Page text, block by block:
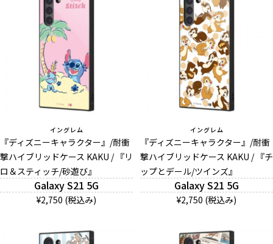
イングレム
『ディズニーキャラクター』/耐衝
撃ハイブリッドケース KAKU / 『リ
ロ＆スティッチ/砂遊び』
Galaxy S21 5G
¥2,750 (税込み)
イングレム
『ディズニーキャラクター』/耐衝
撃ハイブリッドケース KAKU / 『チ
ップとデール/ツインズ』
Galaxy S21 5G
¥2,750 (税込み)